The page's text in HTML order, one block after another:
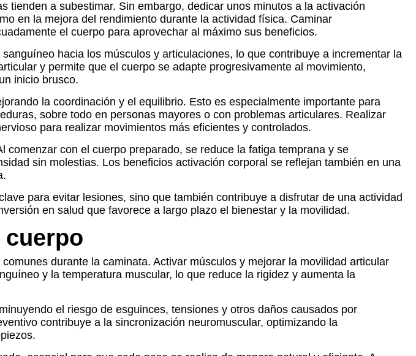
a subestimar. Sin embargo, dedicar unos minutos a la activación
en la mejora del rendimiento durante la actividad física. Caminar
el cuerpo para aprovechar al máximo sus beneficios.
hacia los músculos y articulaciones, lo que contribuye a incrementar la
y permite que el cuerpo se adapte progresivamente al movimiento,
inicio brusco.
la coordinación y el equilibrio. Esto es especialmente importante para
sobre todo en personas mayores o con problemas articulares. Realizar
para realizar movimientos más eficientes y controlados.
con el cuerpo preparado, se reduce la fatiga temprana y se
sin molestias. Los beneficios activación corporal se reflejan también en una
para evitar lesiones, sino que también contribuye a disfrutar de una actividad
en salud que favorece a largo plazo el bienestar y la movilidad.
durante la caminata. Activar músculos y mejorar la movilidad articular
y la temperatura muscular, lo que reduce la rigidez y aumenta la
el riesgo de esguinces, tensiones y otros daños causados por
contribuye a la sincronización neuromuscular, optimizando la